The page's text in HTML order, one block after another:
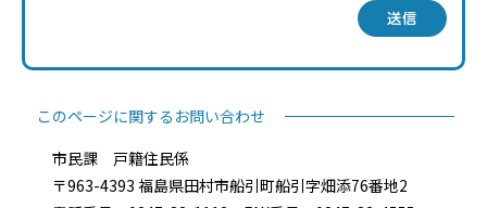
送信
このページに関するお問い合わせ
市民課 戸籍住民係
〒963-4393 福島県田村市船引町船引字畑添76番地2